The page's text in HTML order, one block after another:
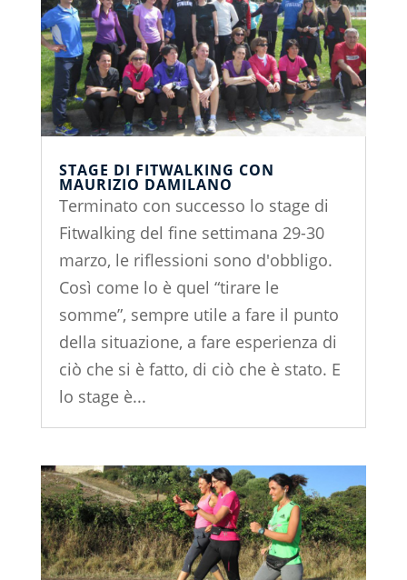
STAGE DI FITWALKING CON
MAURIZIO DAMILANO
Terminato con successo lo stage di
Fitwalking del fine settimana 29-30
marzo, le riflessioni sono d'obbligo.
Così come lo è quel “tirare le
somme”, sempre utile a fare il punto
della situazione, a fare esperienza di
ciò che si è fatto, di ciò che è stato. E
lo stage è...